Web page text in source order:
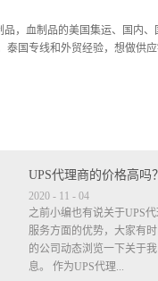
，血制品的美国集运、国内
泰国专线和外贸经验，想做供
UPS代理商的价格高吗
2020 - 11 - 04
之前小编也有说关于UPS
服务方面的优势，大家有
的公司动态浏览一下关于
息。 作为UPS代理...